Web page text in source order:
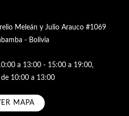
Meleán y Julio Arauco #1069
- Bolivia
a 13:00 - 15:00 a 19:00,
de 10:00 a 13:00
MAPA